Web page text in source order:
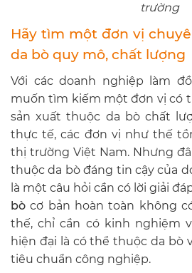
trường
Hãy tìm một đơn vị
da bò quy mô, chất lượng
Với các doanh nghiệp làm
muốn tìm kiếm một đơn vị có
sản xuất thuộc da bò chất
thực tế, các đơn vị như thế
thị trường Việt Nam. Nhưng
thuộc da bò đáng tin cậy của
là một câu hỏi cần có lời giải
bò cơ bản hoàn toàn không
thế, chỉ cần có kinh nghiệm
hiện đại là có thể thuộc da bò
tiêu chuẩn công nghiệp.